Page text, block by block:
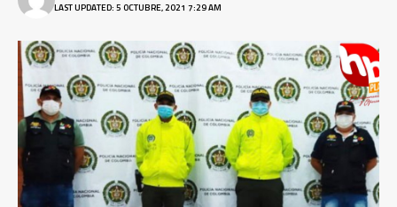
LAST UPDATED: 5 OCTUBRE, 2021 7:29 AM